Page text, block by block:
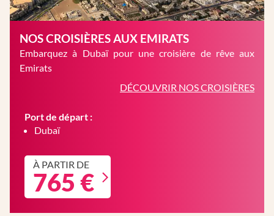
NOS CROISIÈRES AUX EMIRATS
Embarquez à Dubaï pour une croisière de rêve aux
Emirats
DÉCOUVRIR NOS CROISIÈRES
Port de départ :
Dubaï
À PARTIR DE
765 €